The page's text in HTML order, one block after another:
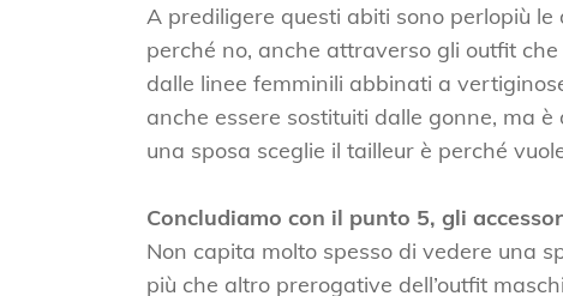
A prediligere questi abiti sono perlopiù
perché no, anche attraverso gli outfit
dalle linee femminili abbinati a
anche essere sostituiti dalle gonne, ma
una sposa sceglie il tailleur è perché
Concludiamo con il punto 5, gli
Non capita molto spesso di vedere una
più che altro prerogative dell’outfit